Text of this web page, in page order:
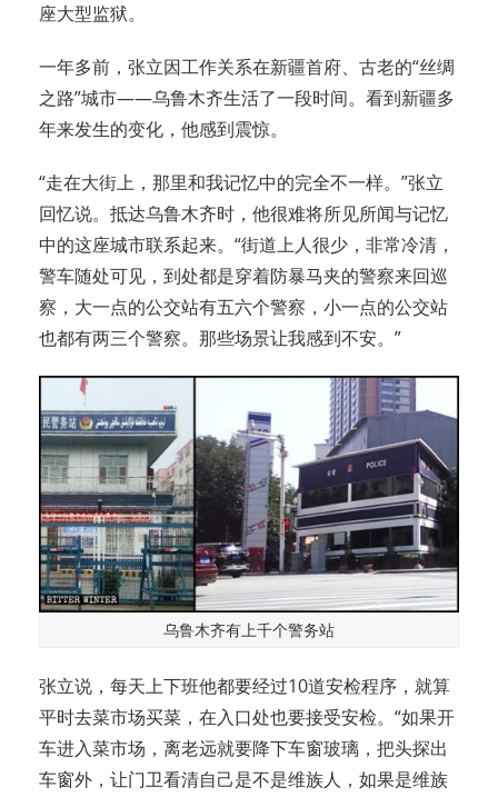
座大型监狱。
一年多前，张立因工作关系在新疆首府、古老的“丝绸
之路”城市——乌鲁木齐生活了一段时间。看到新疆多
年来发生的变化，他感到震惊。
“走在大街上，那里和我记忆中的完全不一样。”张立
回忆说。抵达乌鲁木齐时，他很难将所见所闻与记忆
中的这座城市联系起来。“街道上人很少，非常冷清，
警车随处可见，到处都是穿着防暴马夹的警察来回巡
察，大一点的公交站有五六个警察，小一点的公交站
也都有两三个警察。那些场景让我感到不安。”
乌鲁木齐有上千个警务站
张立说，每天上下班他都要经过10道安检程序，就算
平时去菜市场买菜，在入口处也要接受安检。“如果开
车进入菜市场，离老远就​​要降下车窗玻璃，把头探出
车窗外，让门卫看清自己是不是维族人，如果是维族